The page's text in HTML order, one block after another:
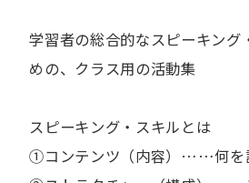
学習者の総合的なスピーキング
めの、クラス用の活動集
スピーキング・スキルとは
①コンテンツ（内容）……何を